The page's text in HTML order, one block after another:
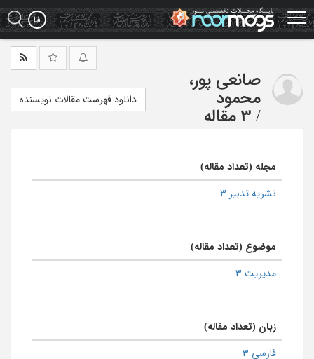
Skip
to
main
صانعی پور،
محمود
/ 3 مقاله
دانلود فهرست مقالات نویسنده
مجله (تعداد مقاله)
نشریه تدبیر 3
موضوع (تعداد مقاله)
مدیریت 3
زبان (تعداد مقاله)
فارسی 3